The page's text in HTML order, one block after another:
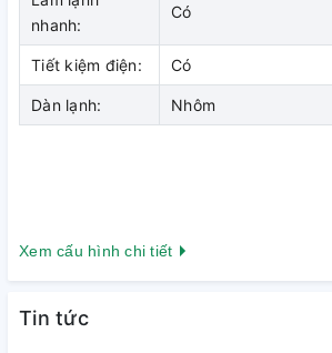
nhanh:
Có
Tiết kiệm điện: Có
Dàn lạnh: Nhôm
Xem cấu hình chi tiết
Tin tức